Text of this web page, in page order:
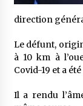
direction
Le défunt,
à 10 km à
Covid-19 et a
Il a rendu